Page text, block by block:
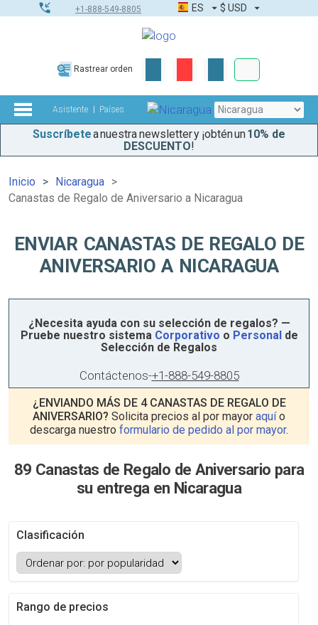
+1-888-549-8805 ES $ USD
Rastrear orden
Asistente Países
Suscríbetea nuestra newsletter y ¡obtén un10% de
DESCUENTO!
Inicio
Nicaragua
Canastas de Regalo de Aniversario a Nicaragua
ENVIAR CANASTAS DE REGALO DE
ANIVERSARIO A NICARAGUA
¿Necesita ayuda con su selección de regalos? —
Pruebe nuestro sistema Corporativo o Personalde
Selección de Regalos
Contáctenos-+1-888-549-8805
¿ENVIANDO MÁS DE 4 CANASTAS DE REGALO DE
ANIVERSARIO? Solicita precios al por mayor aquío
descarga nuestro formulario de pedido al por mayor.
89 Canastas de Regalo de Aniversario para
su entrega en Nicaragua
Clasificación
Rango de precios